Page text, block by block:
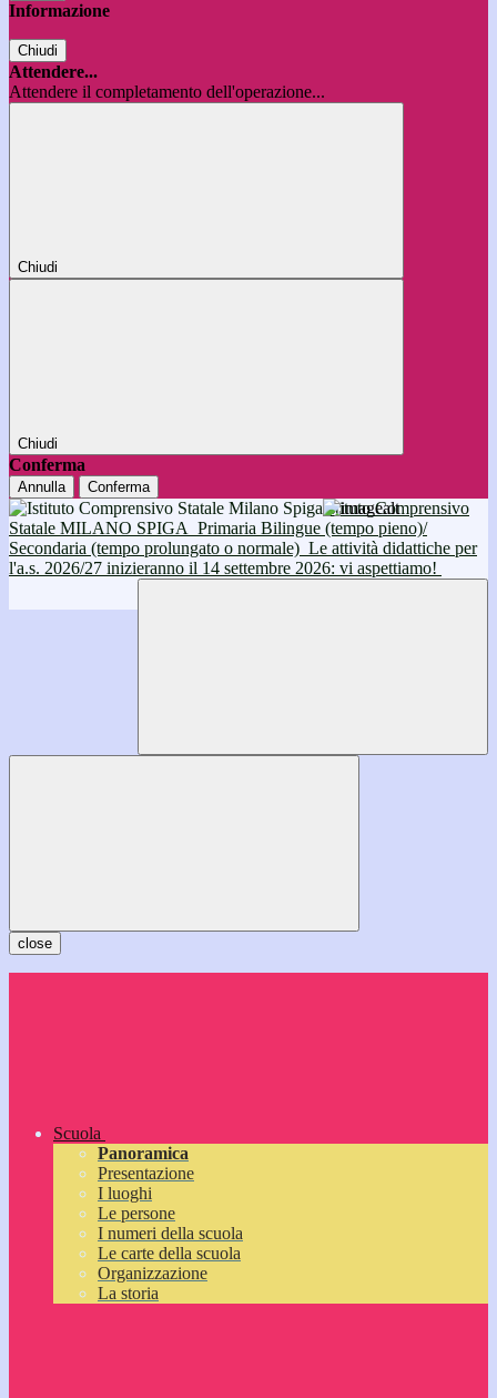
Informazione
Chiudi
Attendere...
Attendere il completamento dell'operazione...
Chiudi
Chiudi
Conferma
Annulla Conferma
Istituto Comprensivo
Statale MILANO SPIGA Primaria Bilingue (tempo pieno)/
Secondaria (tempo prolungato o normale) Le attività didattiche per
l'a.s. 2026/27 inizieranno il 14 settembre 2026: vi aspettiamo!
close
Scuola
Panoramica
Presentazione
I luoghi
Le persone
I numeri della scuola
Le carte della scuola
Organizzazione
La storia